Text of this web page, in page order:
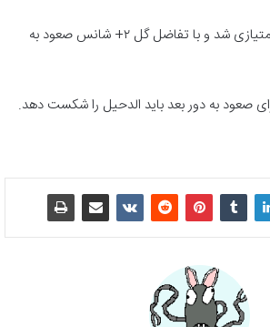
الفیحا با این پیروزی ۹ امتیازی شد و با تفاضل گل ۲+ شانس صعود به
صعود به دور بعد باید الدحیل را شکست دهد.